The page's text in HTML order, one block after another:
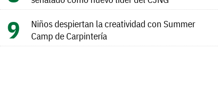
Niños despiertan la creatividad con Summer
Camp de Carpintería